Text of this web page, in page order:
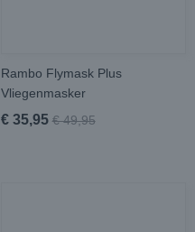
Rambo Flymask Plus
Vliegenmasker
€ 35,95 € 49,95